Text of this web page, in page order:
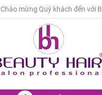
Chào mừng Quý khách đến với